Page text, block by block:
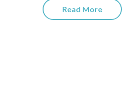
Read More